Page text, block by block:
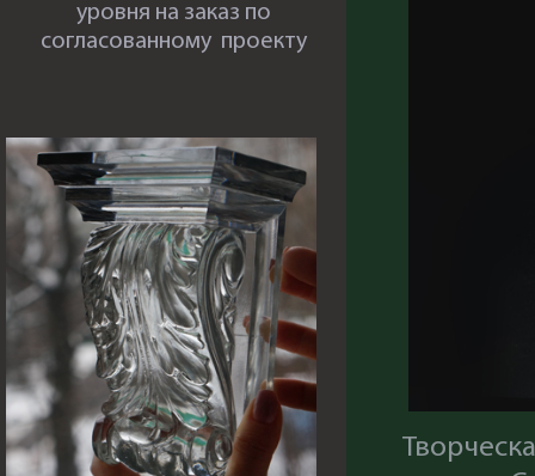
уровня на заказ по
согласованному проекту